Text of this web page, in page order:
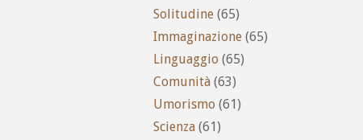
Solitudine (65)
Immaginazione (65)
Linguaggio (65)
Comunità (63)
Umorismo (61)
Scienza (61)